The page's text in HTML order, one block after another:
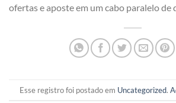
ofertas e aposte em um cabo paralelo de
Esse registro foi postado em Uncategorized.